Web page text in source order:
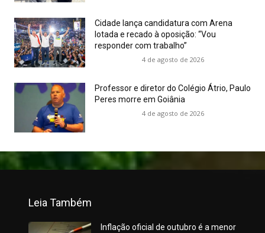
Cidade lança candidatura com Arena
lotada e recado à oposição: “Vou
responder com trabalho”
4 de agosto de 2026
Professor e diretor do Colégio Átrio, Paulo
Peres morre em Goiânia
4 de agosto de 2026
Leia Também
Inflação oficial de outubro é a menor